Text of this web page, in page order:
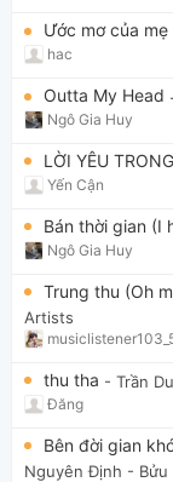
Yêu cầu hợp
Tắt quảng
Ước mơ của mẹ
hac
Outta My Head
Ngô Gia Huy
LỜI YÊU
Yến Cận
Bán thời gian (I
Ngô Gia Huy
Trung thu (Oh
Artists
thu tha - Trần
Đăng
Bên đời gian
Nguyên Định - Bửu